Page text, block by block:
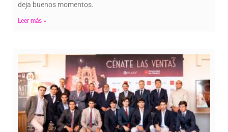
deja buenos momentos.
Leer más »